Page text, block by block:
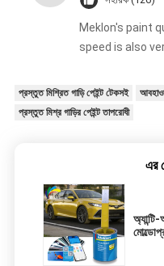
Meklon's paint
speed is also
প্রস্তুত মিশ্রিত গাড়ি পেইন্ট টেকসই
প্রস্তুত মিশ্র গাড়ির পেইন্ট তাপরোধী
এর